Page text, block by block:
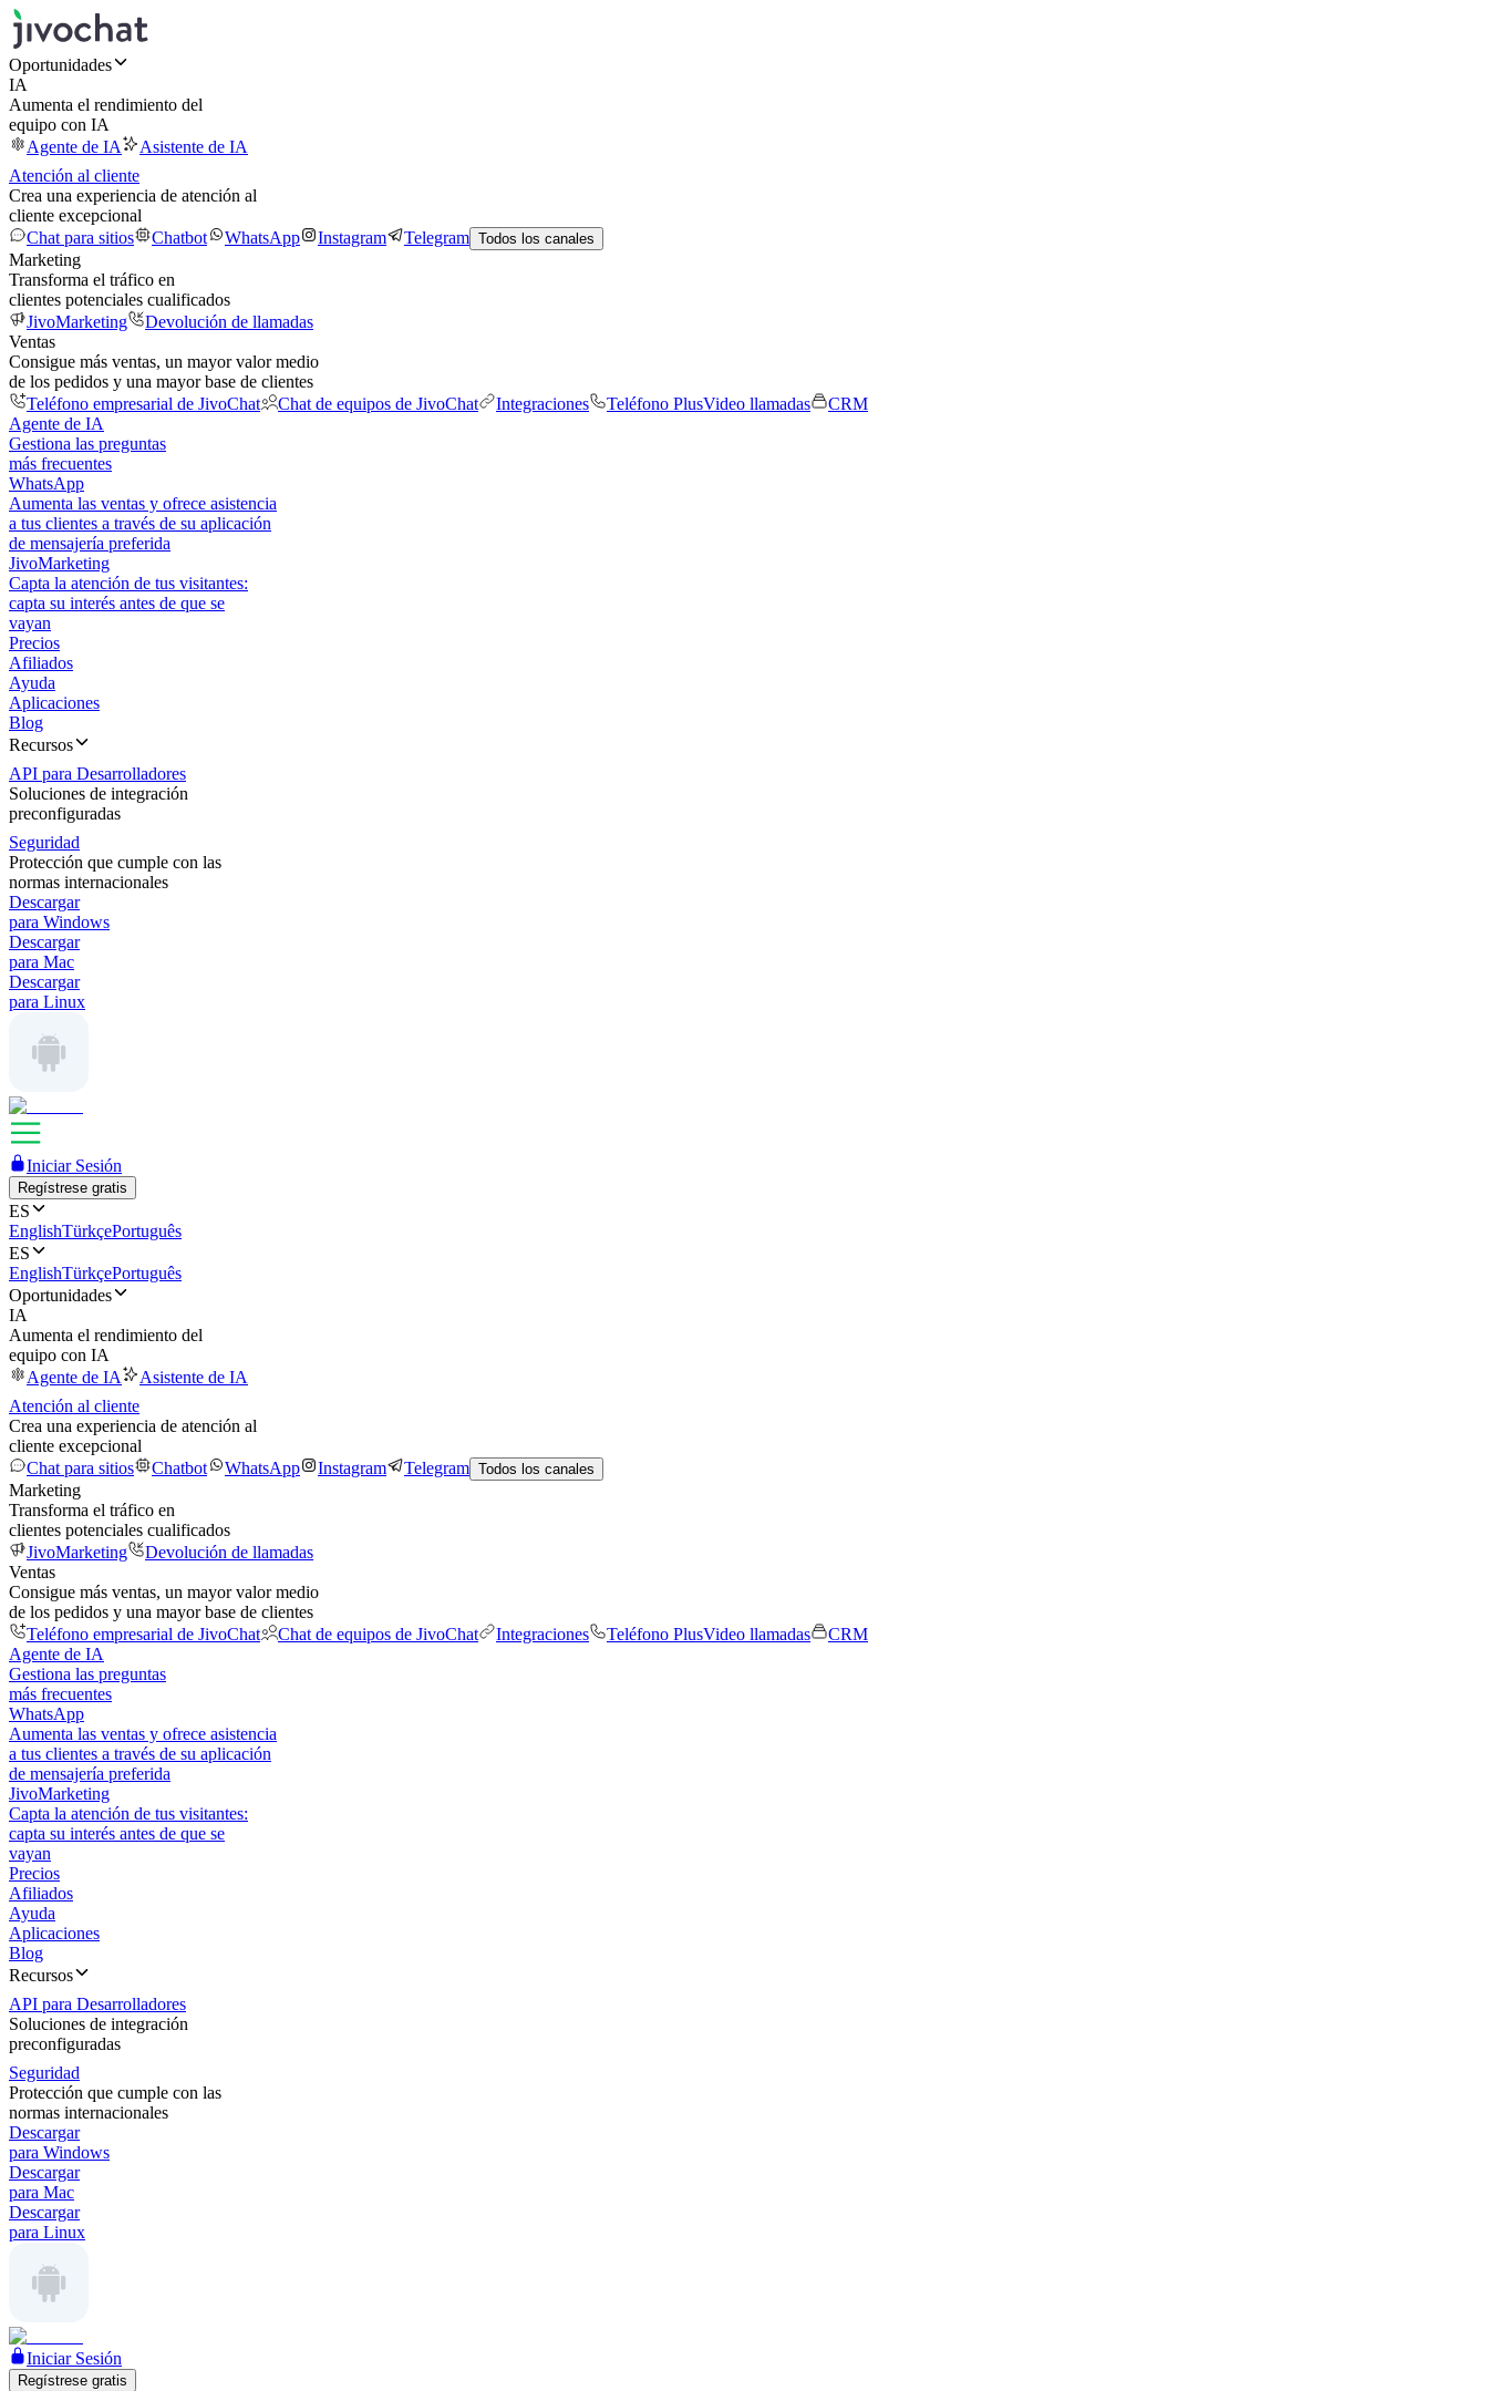
Oportunidades
IA
Aumenta el rendimiento del
equipo con IA
Agente de IA
Asistente de IA
Atención al cliente
Crea una experiencia de atención al
cliente excepcional
Chat para sitios
Chatbot WhatsApp Instagram Telegram Todos los canales
Marketing
Transforma el tráfico en
clientes potenciales cualificados
JivoMarketing
Devolución de llamadas
Ventas
Consigue más ventas, un mayor valor medio
de los pedidos y una mayor base de clientes
Teléfono empresarial de JivoChat
Chat de equipos de JivoChat Integraciones Teléfono PlusVideo llamadas
CRM
Agente de IA
Gestiona las preguntas
más frecuentes
WhatsApp
Aumenta las ventas y ofrece asistencia
a tus clientes a través de su aplicación
de mensajería preferida
JivoMarketing
Capta la atención de tus visitantes:
capta su interés antes de que se
vayan
Precios
Afiliados
Ayuda
Aplicaciones
Blog
Recursos
API para Desarrolladores
Soluciones de integración
preconfiguradas
Seguridad
Protección que cumple con las
normas internacionales
Descargar
para Windows
Descargar
para Mac
Descargar
para Linux
Iniciar Sesión
Regístrese gratis
ES
EnglishTürkçePortuguês
ES
EnglishTürkçePortuguês
Oportunidades
IA
Aumenta el rendimiento del
equipo con IA
Agente de IA
Asistente de IA
Atención al cliente
Crea una experiencia de atención al
cliente excepcional
Chat para sitios
Chatbot WhatsApp Instagram Telegram Todos los canales
Marketing
Transforma el tráfico en
clientes potenciales cualificados
JivoMarketing
Devolución de llamadas
Ventas
Consigue más ventas, un mayor valor medio
de los pedidos y una mayor base de clientes
Teléfono empresarial de JivoChat
Chat de equipos de JivoChat Integraciones Teléfono PlusVideo llamadas
CRM
Agente de IA
Gestiona las preguntas
más frecuentes
WhatsApp
Aumenta las ventas y ofrece asistencia
a tus clientes a través de su aplicación
de mensajería preferida
JivoMarketing
Capta la atención de tus visitantes:
capta su interés antes de que se
vayan
Precios
Afiliados
Ayuda
Aplicaciones
Blog
Recursos
API para Desarrolladores
Soluciones de integración
preconfiguradas
Seguridad
Protección que cumple con las
normas internacionales
Descargar
para Windows
Descargar
para Mac
Descargar
para Linux
Iniciar Sesión
Regístrese gratis